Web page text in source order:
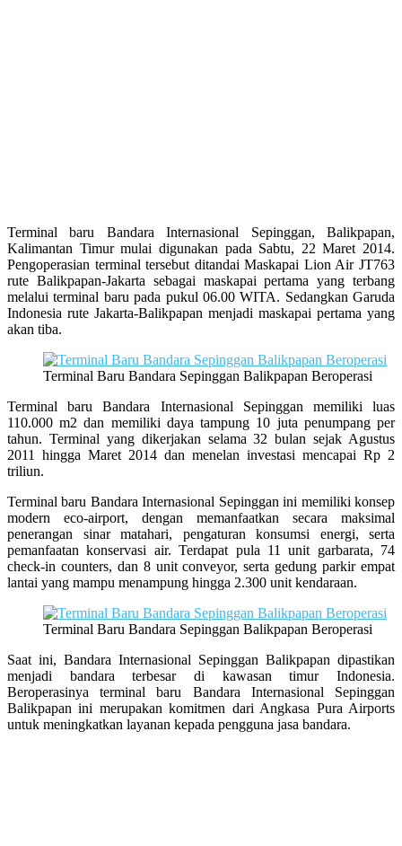
Terminal baru Bandara Internasional Sepinggan, Balikpapan,
Kalimantan Timur mulai digunakan pada Sabtu, 22 Maret 2014.
Pengoperasian terminal tersebut ditandai Maskapai Lion Air JT763
rute Balikpapan-Jakarta sebagai maskapai pertama yang terbang
melalui terminal baru pada pukul 06.00 WITA. Sedangkan Garuda
Indonesia rute Jakarta-Balikpapan menjadi maskapai pertama yang
akan tiba.
Terminal Baru Bandara Sepinggan Balikpapan Beroperasi
Terminal baru Bandara Internasional Sepinggan memiliki luas
110.000 m2 dan memiliki daya tampung 10 juta penumpang per
tahun. Terminal yang dikerjakan selama 32 bulan sejak Agustus
2011 hingga Maret 2014 dan menelan investasi mencapai Rp 2
triliun.
Terminal baru Bandara Internasional Sepinggan ini memiliki konsep
modern eco-airport, dengan memanfaatkan secara maksimal
penerangan sinar matahari, pengaturan konsumsi energi, serta
pemanfaatan konservasi air. Terdapat pula 11 unit garbarata, 74
check-in counters, dan 8 unit conveyor, serta gedung parkir empat
lantai yang mampu menampung hingga 2.300 unit kendaraan.
Terminal Baru Bandara Sepinggan Balikpapan Beroperasi
Saat ini, Bandara Internasional Sepinggan Balikpapan dipastikan
menjadi bandara terbesar di kawasan timur Indonesia.
Beroperasinya terminal baru Bandara Internasional Sepinggan
Balikpapan ini merupakan komitmen dari Angkasa Pura Airports
untuk meningkatkan layanan kepada pengguna jasa bandara.